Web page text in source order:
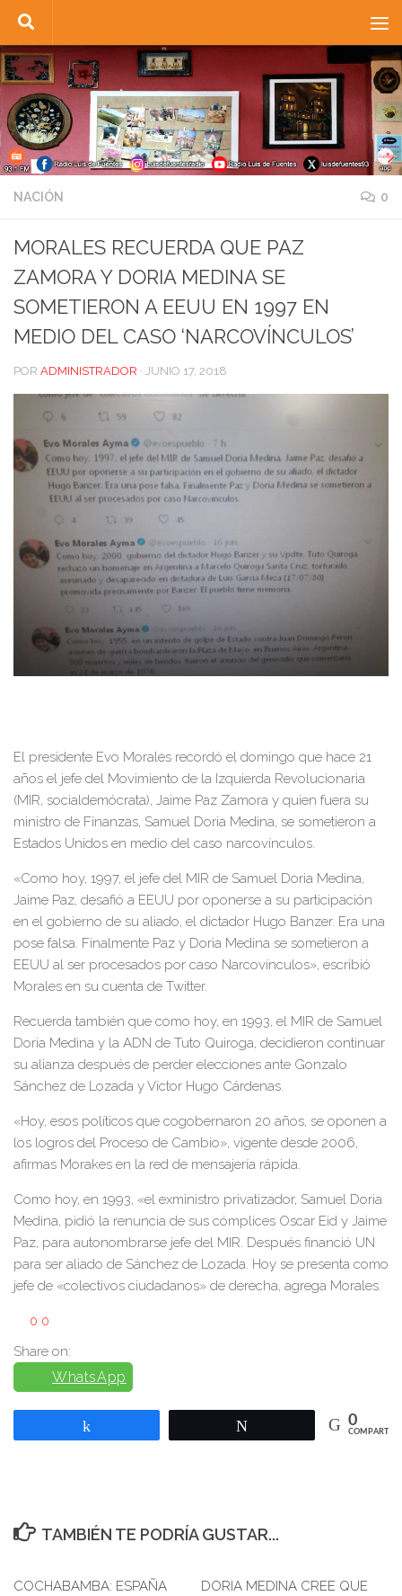
Saltar al contenido
NACIÓN 0
MORALES RECUERDA QUE PAZ
ZAMORA Y DORIA MEDINA SE
SOMETIERON A EEUU EN 1997 EN
MEDIO DEL CASO ‘NARCOVÍNCULOS’
POR ADMINISTRADOR · JUNIO 17, 2018
El presidente Evo Morales recordó el domingo que hace 21
años el jefe del Movimiento de la Izquierda Revolucionaria
(MIR, socialdemócrata), Jaime Paz Zamora y quien fuera su
ministro de Finanzas, Samuel Doria Medina, se sometieron a
Estados Unidos en medio del caso narcovínculos.
«Como hoy, 1997, el jefe del MIR de Samuel Doria Medina,
Jaime Paz, desafió a EEUU por oponerse a su participación
en el gobierno de su aliado, el dictador Hugo Banzer. Era una
pose falsa. Finalmente Paz y Doria Medina se sometieron a
EEUU al ser procesados por caso Narcovínculos», escribió
Morales en su cuenta de Twitter.
Recuerda también que como hoy, en 1993, el MIR de Samuel
Doria Medina y la ADN de Tuto Quiroga, decidieron continuar
su alianza después de perder elecciones ante Gonzalo
Sánchez de Lozada y Víctor Hugo Cárdenas.
«Hoy, esos políticos que cogobernaron 20 años, se oponen a
los logros del Proceso de Cambio», vigente desde 2006,
afirmas Morakes en la red de mensajería rápida.
Como hoy, en 1993, «el exministro privatizador, Samuel Doria
Medina, pidió la renuncia de sus cómplices Oscar Eid y Jaime
Paz, para autonombrarse jefe del MIR. Después financió UN
para ser aliado de Sánchez de Lozada. Hoy se presenta como
jefe de «colectivos ciudadanos» de derecha, agrega Morales.
0 0
Share on:
WhatsApp
0
COMPARTIR
TAMBIÉN TE PODRÍA GUSTAR...
COCHABAMBA: ESPAÑA
DORIA MEDINA CREE QUE